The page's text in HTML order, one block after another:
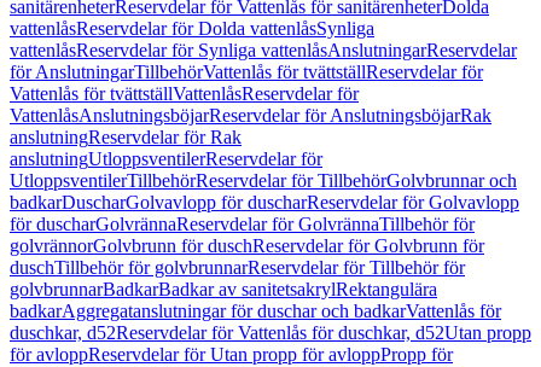
sanitärenheterReservdelar för Vattenlås för sanitärenheterDolda
vattenlåsReservdelar för Dolda vattenlåsSynliga
vattenlåsReservdelar för Synliga vattenlåsAnslutningarReservdelar
för AnslutningarTillbehörVattenlås för tvättställReservdelar för
Vattenlås för tvättställVattenlåsReservdelar för
VattenlåsAnslutningsböjarReservdelar för AnslutningsböjarRak
anslutningReservdelar för Rak
anslutningUtloppsventilerReservdelar för
UtloppsventilerTillbehörReservdelar för TillbehörGolvbrunnar och
badkarDuscharGolvavlopp för duscharReservdelar för Golvavlopp
för duscharGolvrännaReservdelar för GolvrännaTillbehör för
golvrännorGolvbrunn för duschReservdelar för Golvbrunn för
duschTillbehör för golvbrunnarReservdelar för Tillbehör för
golvbrunnarBadkarBadkar av sanitetsakrylRektangulära
badkarAggregatanslutningar för duschar och badkarVattenlås för
duschkar, d52Reservdelar för Vattenlås för duschkar, d52Utan propp
för avloppReservdelar för Utan propp för avloppPropp för